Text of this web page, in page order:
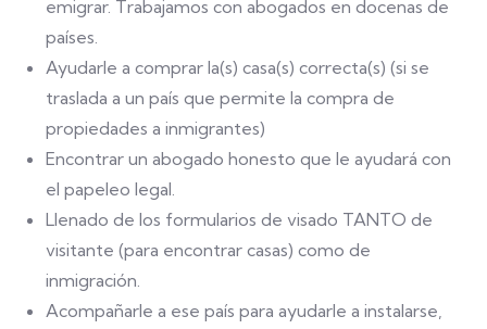
emigrar. Trabajamos con abogados en docenas de
países.
Ayudarle a comprar la(s) casa(s) correcta(s) (si se
traslada a un país que permite la compra de
propiedades a inmigrantes)
Encontrar un abogado honesto que le ayudará con
el papeleo legal.
Llenado de los formularios de visado TANTO de
visitante (para encontrar casas) como de
inmigración.
Acompañarle a ese país para ayudarle a instalarse,